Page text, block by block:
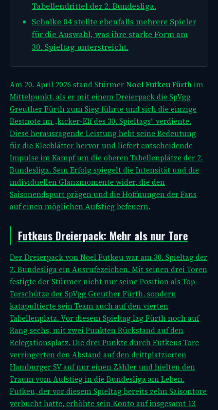
Tabellendrittel der 2. Bundesliga.
Schalke 04 stellte ebenfalls mehrere Spieler
für die Auswahl, was ihre starke Form am
30. Spieltag unterstreicht.
Am 20. April 2026 stand StürmerNoel Futkeu Fürth im
Mittelpunkt, als er mit einem Dreierpack die SpVgg
Greuther Fürth zum Sieg führte und sich die einzige
Bestnote im „kicker-Elf des 30. Spieltags“ verdiente.
Diese herausragende Leistung hebt seine Bedeutung
für die Kleeblätter hervor und liefert entscheidende
Impulse im Kampf um die oberen Tabellenplätze der 2.
Bundesliga. Sein Erfolg spiegelt die Intensität und die
individuellen Glanzmomente wider, die den
Saisonendspurt prägen und die Hoffnungen der Fans
auf einen möglichen Aufstieg befeuern.
Futkeus Dreierpack: Mehr als nur Tore
Der Dreierpack von Noel Futkeu war am 30. Spieltag der
2. Bundesliga ein Ausrufezeichen. Mit seinen drei Toren
festigte der Stürmer nicht nur seine Position als Top-
Torschütze der SpVgg Greuther Fürth, sondern
katapultierte sein Team auch auf den vierten
Tabellenplatz. Vor diesem Spieltag lag Fürth noch auf
Rang sechs, mit zwei Punkten Rückstand auf den
Relegationsplatz. Die drei Punkte durch Futkeus Tore
verringerten den Abstand auf den drittplatzierten
Hamburger SV auf nur einen Zähler und hielten den
Traum vom Aufstieg in die Bundesliga am Leben.
Futkeu, der vor diesem Spieltag bereits zehn Saisontore
verbucht hatte, erhöhte sein Konto auf insgesamt 13